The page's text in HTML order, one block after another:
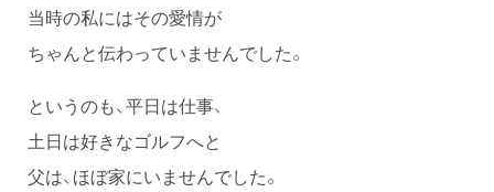
当時の私にはその愛情が
ちゃんと伝わっていませんでした。
というのも、平日は仕事、
土日は好きなゴルフへと
父は、ほぼ家にいませんでした。